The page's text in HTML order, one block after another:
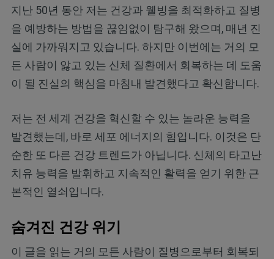
지난 50년 동안 저는 건강과 웰빙을 최적화하고 질병
을 예방하는 방법을 끊임없이 탐구해 왔으며, 매년 진
실에 가까워지고 있습니다. 하지만 이번에는 거의 모
든 사람이 앓고 있는 신체 질환에서 회복하는 데 도움
이 될 진실의 핵심을 마침내 발견했다고 확신합니다.
저는 전 세계 건강을 혁신할 수 있는 놀라운 능력을
발견했는데, 바로 세포 에너지의 힘입니다. 이것은 단
순한 또 다른 건강 트렌드가 아닙니다. 신체의 타고난
치유 능력을 발휘하고 지속적인 활력을 얻기 위한 근
본적인 열쇠입니다.
숨겨진 건강 위기
이 글을 읽는 거의 모든 사람이 질병으로부터 회복되